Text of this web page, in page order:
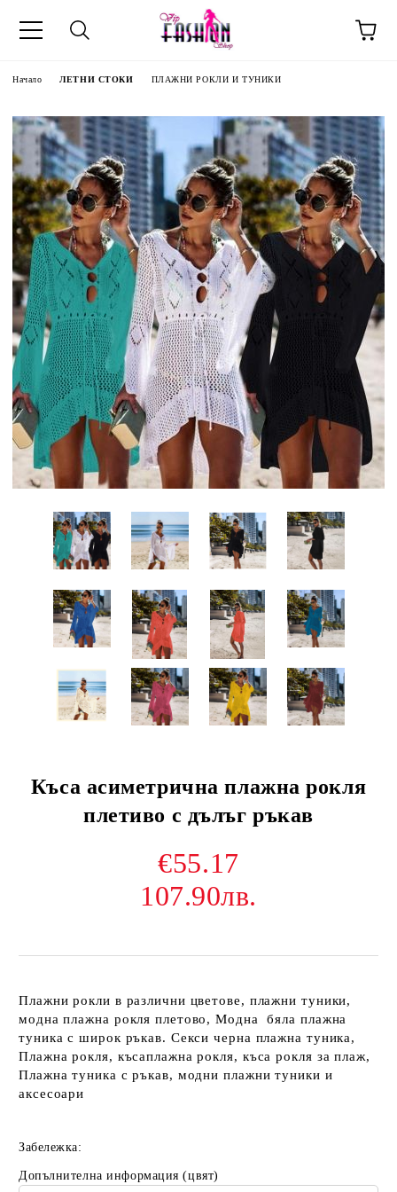
Начало ЛЕТНИ СТОКИ ПЛАЖНИ РОКЛИ И ТУНИКИ
Къса асиметрична плажна рокля
плетиво с дълъг ръкав
€55.17
107.90лв.
Плажни рокли в различни цветове, плажни туники,
модна плажна рокля плетово, Модна бяла плажна
туника с широк ръкав. Секси черна плажна туника,
Плажна рокля, късаплажна рокля, къса рокля за плаж,
Плажна туника с ръкав, модни плажни туники и
аксесоари
Забележка:
Допълнителна информация (цвят)